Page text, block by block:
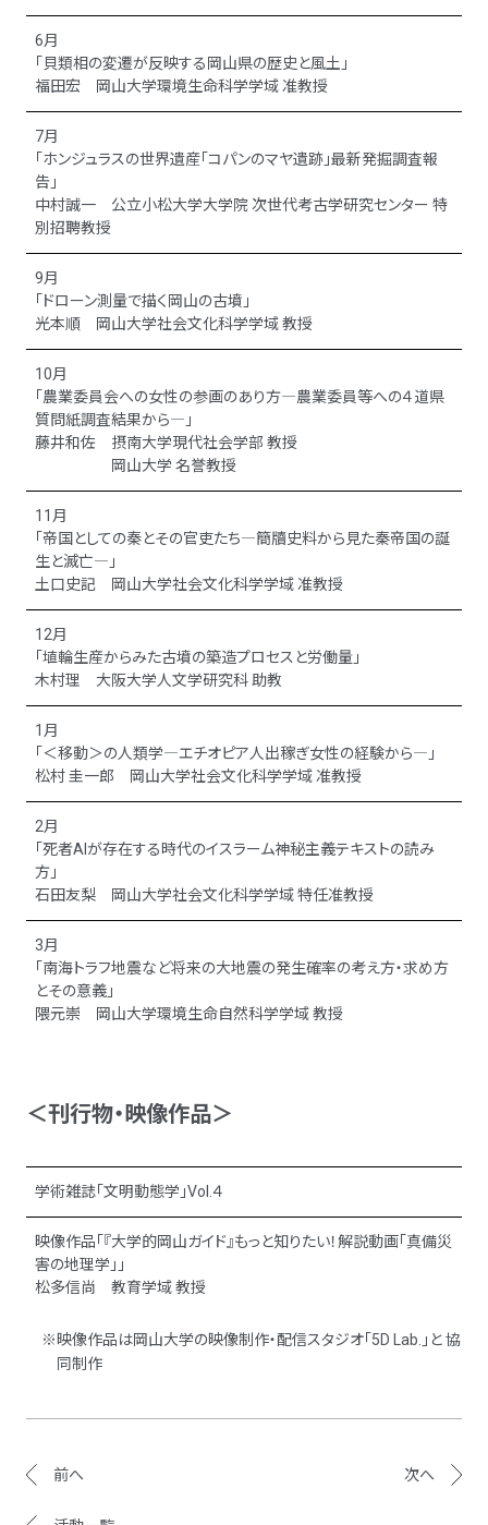
6月
「貝類相の変遷が反映する岡山県の歴史と風土」
福田宏 岡山大学環境生命科学学域 准教授
7月
「ホンジュラスの世界遺産「コパンのマヤ遺跡」最新発掘調査報
告」
中村誠一 公立小松大学大学院 次世代考古学研究センター 特
別招聘教授
9月
「ドローン測量で描く岡山の古墳」
光本順 岡山大学社会文化科学学域 教授
10月
「農業委員会への女性の参画のあり方―農業委員等への４道県
質問紙調査結果から―」
藤井和佐 摂南大学現代社会学部 教授
岡山大学 名誉教授
11月
「帝国としての秦とその官吏たち―簡牘史料から見た秦帝国の誕
生と滅亡―」
土口史記 岡山大学社会文化科学学域 准教授
12月
「埴輪生産からみた古墳の築造プロセスと労働量」
木村理 大阪大学人文学研究科 助教
1月
「＜移動＞の人類学―エチオピア人出稼ぎ女性の経験から―」
松村 圭一郎 岡山大学社会文化科学学域 准教授
2月
「死者AIが存在する時代のイスラーム神秘主義テキストの読み
方」
石田友梨 岡山大学社会文化科学学域 特任准教授
3月
「南海トラフ地震など将来の大地震の発生確率の考え方・求め方
とその意義」
隈元崇 岡山大学環境生命自然科学学域 教授
＜刊行物・映像作品＞
学術雑誌「文明動態学」Vol.４
映像作品「『大学的岡山ガイド』もっと知りたい！解説動画「真備災
害の地理学」」
松多信尚 教育学域 教授
※映像作品は岡山大学の映像制作・配信スタジオ「5D Lab.」と 協
同制作
前へ 次へ